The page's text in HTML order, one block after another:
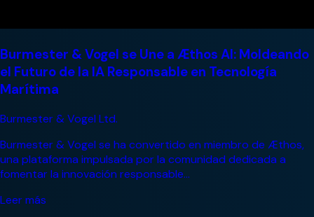
Burmester & Vogel se Une a Æthos AI: Moldeando
el Futuro de la IA Responsable en Tecnología
Marítima
Burmester & Vogel Ltd.
Burmester & Vogel se ha convertido en miembro de Æthos,
una plataforma impulsada por la comunidad dedicada a
fomentar la innovación responsable...
Leer más